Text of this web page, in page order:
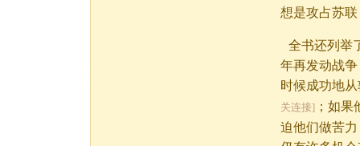
想是攻占苏
全书还列举
年再发动战
时候成功地
关连接] ；如
迫他们做苦